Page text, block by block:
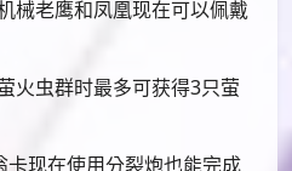
械老鹰和凤凰现在可以佩戴
火虫群时最多可获得3只萤
现在使用分裂炮也能完成